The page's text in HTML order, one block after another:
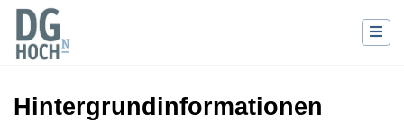
Hintergrundinformationen